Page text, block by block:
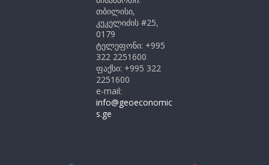
თბილისი,
კეკელიძის #25,
0179
ტელეფონი: +995
322 2251600
ფაქსი: +995 322
2251600
e-mail:
info@geoeconomic
s.ge